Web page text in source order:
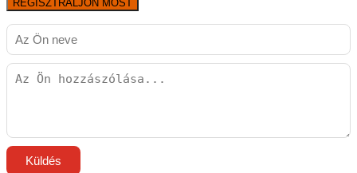
REGISZTRÁLJON MOST
Küldés